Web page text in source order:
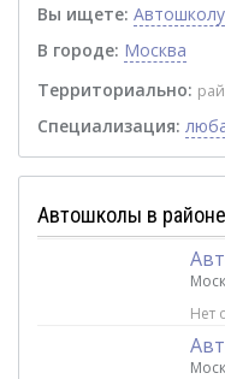
Вы ищете: Автошколу
В городе: Москва
Территориально:
Специализация:
Автошколы в
Нет